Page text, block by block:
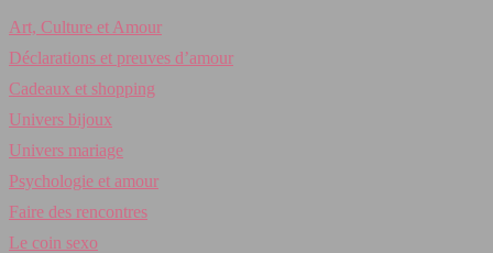
Art, Culture et Amour
Déclarations et preuves d’amour
Cadeaux et shopping
Univers bijoux
Univers mariage
Psychologie et amour
Faire des rencontres
Le coin sexo